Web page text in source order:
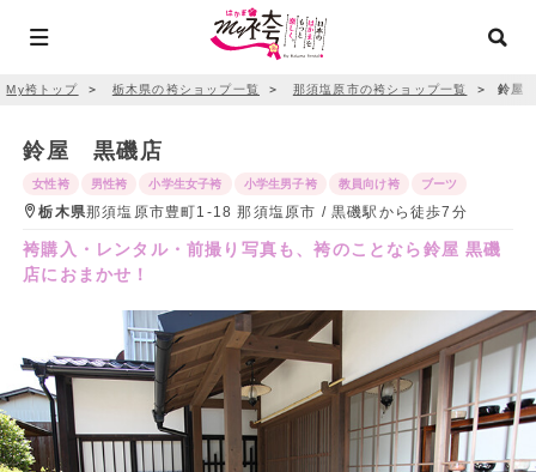
My袴トップ ＞ 栃木県の袴ショップ一覧 ＞ 那須塩原市の袴ショップ一覧 ＞ 鈴屋
鈴屋 黒磯店
女性袴 男性袴 小学生女子袴 小学生男子袴 教員向け袴 ブーツ
栃木県那須塩原市豊町1-18 那須塩原市 / 黒磯駅から徒歩7分
袴購入・レンタル・前撮り写真も、袴のことなら鈴屋 黒磯
店におまかせ！